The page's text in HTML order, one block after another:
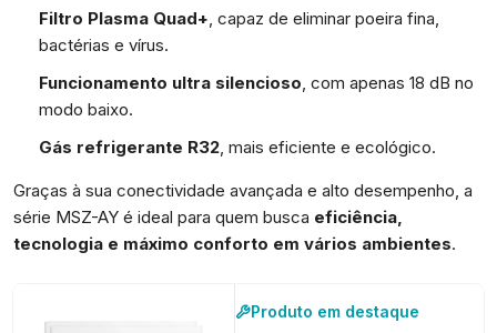
Filtro Plasma Quad+, capaz de eliminar poeira fina,
bactérias e vírus.
Funcionamento ultra silencioso, com apenas 18 dB no
modo baixo.
Gás refrigerante R32, mais eficiente e ecológico.
Graças à sua conectividade avançada e alto desempenho, a
série MSZ-AY é ideal para quem busca eficiência,
tecnologia e máximo conforto em vários ambientes.
Produto em destaque